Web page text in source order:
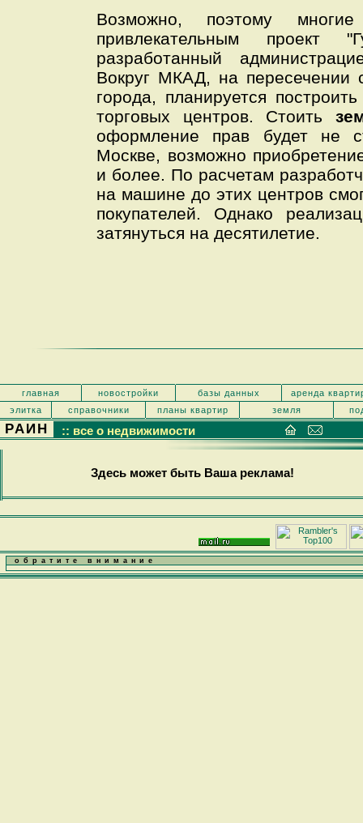
Возможно, поэтому
привлекательным проект
разработанный
Вокруг МКАД, на пересечении
города, планируется
торговых центров. Стоить
оформление прав будет не
Москве, возможно
и более. По расчетам
на машине до этих центров
покупателей. Однако
затянуться на десятилетие.
главная новостройки базы данных
аренда
элитка
справочники планы квартир земля
РАИН :: все о недвижимости
Здесь может быть Ваша реклама!
обратите внимание